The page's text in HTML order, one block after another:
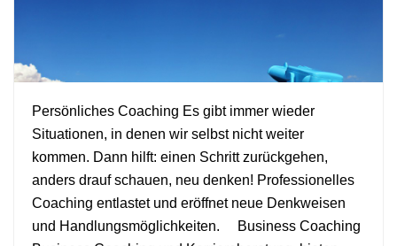
+
Persönliches Coaching Es gibt immer wieder
Situationen, in denen wir selbst nicht weiter
kommen. Dann hilft: einen Schritt zurückgehen,
anders drauf schauen, neu denken! Professionelles
Coaching entlastet und eröffnet neue Denkweisen
und Handlungsmöglichkeiten. Business Coaching